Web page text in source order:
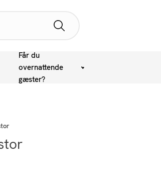
Får du
overnattende
gæster?